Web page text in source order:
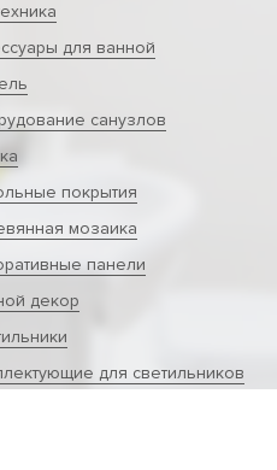
для ванной
санузлов
покрытия
мозаика
панели
декор
для светильников